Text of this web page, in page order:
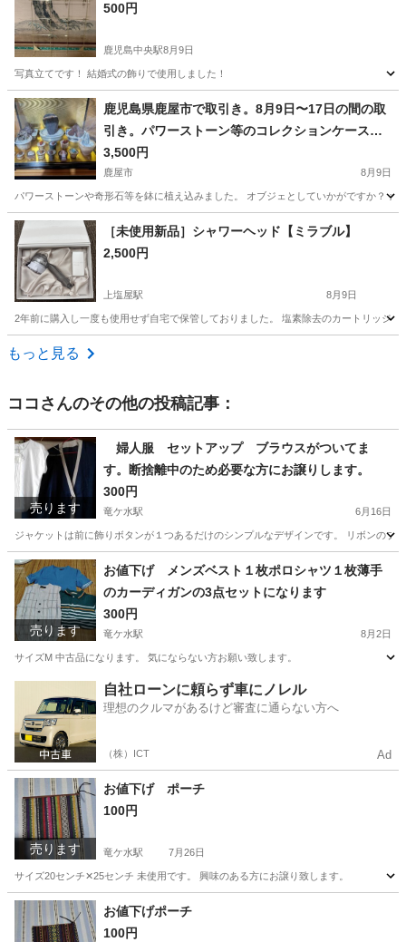
500円
鹿児島中央駅8月9日
写真立てです！ 結婚式の飾りで使用しました！
鹿児島 鹿児島市 鹿児島中央駅 その他
鹿児島県鹿屋市で取引き。8月9日〜17日の間の取
引き。パワーストーン等のコレクションケース入
り
3,500円
鹿屋市 8月9日
パワーストーンや奇形石等を鉢に植え込みました。 オブジェとしていかがですか？
鹿児島 鹿屋市 家庭用品
［未使用新品］シャワーヘッド【ミラブル】
2,500円
上塩屋駅 8月9日
2年前に購入し一度も使用せず自宅で保管しておりました。 塩素除去のカートリッジ
鹿児島 鹿児島市
もっと見る
ココ さんのその他の投稿記事：
売ります
婦人服 セットアップ ブラウスがついてま
す。断捨離中のため必要な方にお譲りします。
300円
竜ケ水駅 6月16日
ジャケットは前に飾りボタンが１つあるだけのシンプルなデザインです。 リボンの
鹿児島 鹿児島市 竜ケ水駅 マタニティ用品
売ります
お値下げ メンズベスト１枚ポロシャツ１枚薄手
のカーディガンの3点セットになります
300円
竜ケ水駅 8月2日
サイズM 中古品になります。 気にならない方お願い致します。
鹿児島市 竜ケ水駅 子供用品 ベスト
自社ローンに頼らず車にノレル
理想のクルマがあるけど審査に通らない方へ
（株）ICT Ad
売ります
お値下げ ポーチ
100円
竜ケ水駅 7月26日
サイズ20センチ✕25センチ 未使用です。 興味のある方にお譲り致します。
鹿児島 鹿児島市 竜ケ水駅
お値下げポーチ
100円